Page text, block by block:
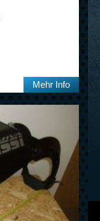
Mehr Info